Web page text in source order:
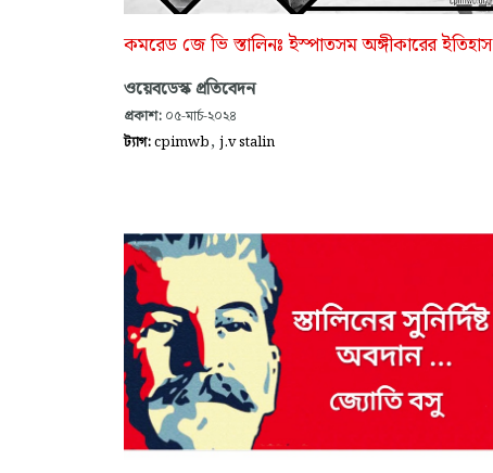
কমরেড জে ভি স্তালিনঃ ইস্পাতসম অঙ্গীকারের ইতিহাস
ওয়েবডেস্ক প্রতিবেদন
প্রকাশ: ০৫-মার্চ-২০২৪
ট্যাগ:cpimwb, j.v stalin